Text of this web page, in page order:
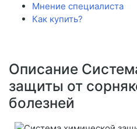
Мнение специалиста
Как купить?
Описание
защиты от
болезней